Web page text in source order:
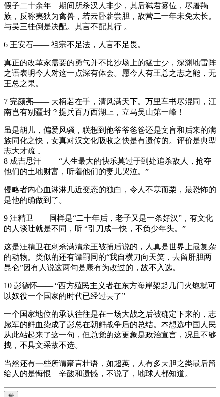
假子二十余年，期间所杀汉人非少，其后弑君篡位，尽屠羯
族，反称夷狄为禽兽，若云卧薪尝胆，敌营二十年未免太长。
与吴三桂倒是决配。其言不配其行 。
6 王安石—— 祖宗不足法，人言不足畏。
真正的改革家需要的勇气并不比沙场上的猛士少，深渊地雷阵
之语表明今人对这一点深有体会。愿今人有王总之志之能，无
王总之果。
7 完颜亮—— 大柄若在手，清风满天下。万里车书尽混同，江
南岂有别疆封？提兵百万西湖上，立马吴山第一峰！
虽是胡儿，偏爱风骚，联想到他爷爷爸爸还是文盲和后来的满
族同化之快，女真对汉文化吸收之快是有遗传的。评价是典型
志大才疏 。
8 成吉思汗—— “人生最大的快乐莫过于到处追杀敌人，抢夺
他们的土地财富，听着他们的妻儿哭泣。”
侵略者内心血淋淋几近变态的独白，令人不寒而栗，最恐怖的
是他的确做到了。
9 汪精卫——同样是“二十年后，老子又是一条好汉”，有文化
的人谈吐就是不同，听 “引刀成一快，不负少年头。”
这是汪精卫在刺杀满清亲王被捕后说的，人真是世界上最复杂
的动物。类似的还有谭嗣同的“我自横刀向天笑，去留肝胆两
昆仑”因有人说这两句是康有为改过的，故不入选。
10 彭德怀—— “西方殖民主义者在东方海岸架起几门火炮就可
以奴役一个国家的时代已经过去了”
一个国家地位的承认往往是在一场大战之后被确定下来的，志
愿军的鲜血染成了彭总在朝鲜战争后的总结。本想选中国人民
从此站起来了这一句，但总觉的这更象是政治宣言，况且不够
拽，不具文采故不选。
当然还有一些所谓豪言壮语，如超英，人有多大胆之类最后留
给人的是悔恨，辛酸和遗憾，不说了，地球人都知道。